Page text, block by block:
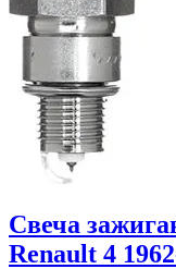
Свеча
Renault 4